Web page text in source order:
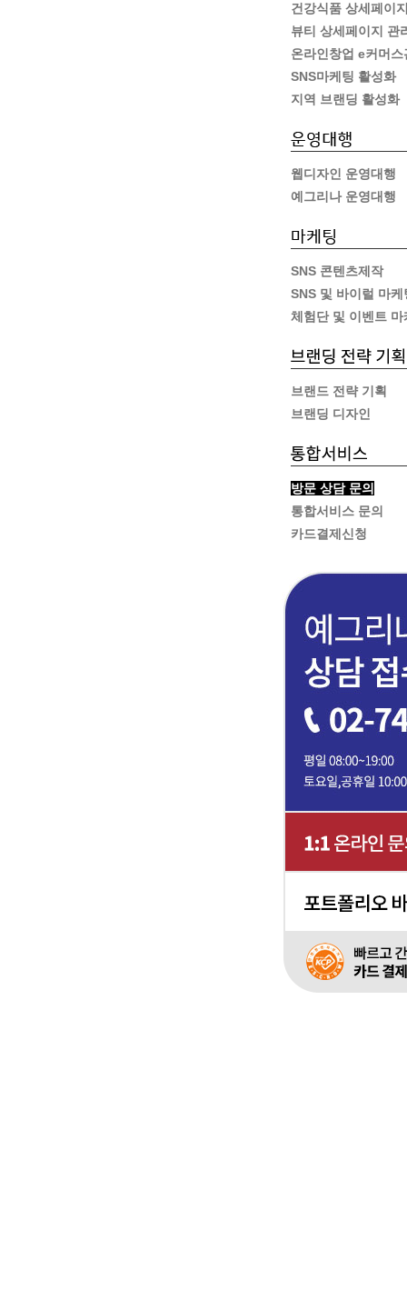
건강식품 상세페이
뷰티 상세페이지 관
온라인창업 e커머스
SNS마케팅 활성화
지역 브랜딩 활성화
웹디자인 운영대행
예그리나 운영대행
SNS 콘텐츠제작
SNS 및 바이럴 마케
체험단 및 이벤트 마
브랜드 전략 기획
브랜딩 디자인
방문 상담 문의
통합서비스 문의
카드결제신청